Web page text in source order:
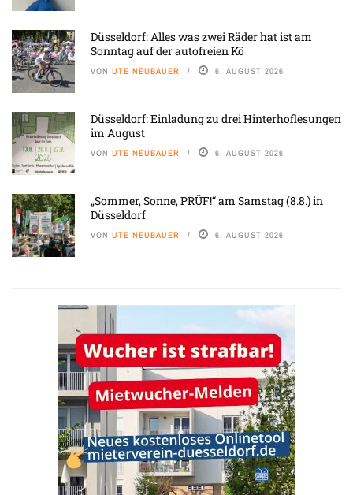
Düsseldorf: Alles was zwei Räder hat ist am
Sonntag auf der autofreien Kö
VON UTE NEUBAUER 6. AUGUST 2026
Düsseldorf: Einladung zu drei Hinterhoflesungen
im August
VON UTE NEUBAUER 6. AUGUST 2026
„Sommer, Sonne, PRÜF!“ am Samstag (8.8.) in
Düsseldorf
VON UTE NEUBAUER 6. AUGUST 2026